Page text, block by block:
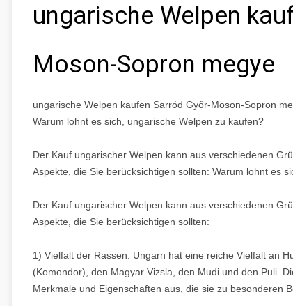
ungarische Welpen
Moson-Sopron megye
ungarische Welpen kaufen Sarród Győr-Moson-Sopron
Warum lohnt es sich, ungarische Welpen zu kaufen?
Der Kauf ungarischer Welpen kann aus verschiedenen
Aspekte, die Sie berücksichtigen sollten: Warum lohnt es
Der Kauf ungarischer Welpen kann aus verschiedenen
Aspekte, die Sie berücksichtigen sollten:
1) Vielfalt der Rassen: Ungarn hat eine reiche Vielfalt an
(Komondor), den Magyar Vizsla, den Mudi und den Puli.
Merkmale und Eigenschaften aus, die sie zu besonderen